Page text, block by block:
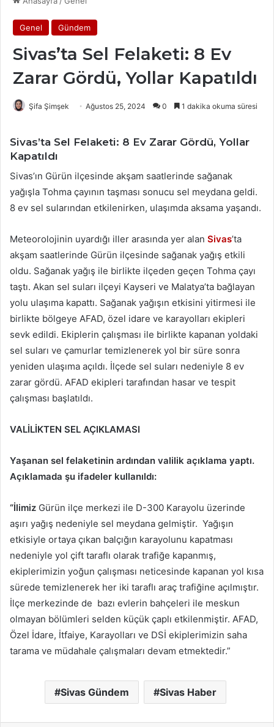
Genel Gündem
Sivas’ta Sel Felaketi: 8 Ev
Zarar Gördü, Yollar Kapatıldı
Şifa Şimşek Ağustos 25, 2024 0 1 dakika okuma süresi
Sivas’ta Sel Felaketi: 8 Ev Zarar Gördü, Yollar
Kapatıldı
Sivas’ın Gürün ilçesinde akşam saatlerinde sağanak
yağışla Tohma çayının taşması sonucu sel meydana geldi.
8 ev sel sularından etkilenirken, ulaşımda aksama yaşandı.
Meteorolojinin uyardığı iller arasında yer alan Sivas’ta
akşam saatlerinde Gürün ilçesinde sağanak yağış etkili
oldu. Sağanak yağış ile birlikte ilçeden geçen Tohma çayı
taştı. Akan sel suları ilçeyi Kayseri ve Malatya’ta bağlayan
yolu ulaşıma kapattı. Sağanak yağışın etkisini yitirmesi ile
birlikte bölgeye AFAD, özel idare ve karayolları ekipleri
sevk edildi. Ekiplerin çalışması ile birlikte kapanan yoldaki
sel suları ve çamurlar temizlenerek yol bir süre sonra
yeniden ulaşıma açıldı. İlçede sel suları nedeniyle 8 ev
zarar gördü. AFAD ekipleri tarafından hasar ve tespit
çalışması başlatıldı.
VALİLİKTEN SEL AÇIKLAMASI
Yaşanan sel felaketinin ardından valilik açıklama yaptı.
Açıklamada şu ifadeler kullanıldı:
“İlimiz Gürün ilçe merkezi ile D-300 Karayolu üzerinde
aşırı yağış nedeniyle sel meydana gelmiştir. Yağışın
etkisiyle ortaya çıkan balçığın karayolunu kapatması
nedeniyle yol çift taraflı olarak trafiğe kapanmış,
ekiplerimizin yoğun çalışması neticesinde kapanan yol kısa
sürede temizlenerek her iki taraflı araç trafiğine açılmıştır.
İlçe merkezinde de bazı evlerin bahçeleri ile meskun
olmayan bölümleri selden küçük çaplı etkilenmiştir. AFAD,
Özel İdare, İtfaiye, Karayolları ve DSİ ekiplerimizin saha
tarama ve müdahale çalışmaları devam etmektedir.”
Sivas Gündem Sivas Haber